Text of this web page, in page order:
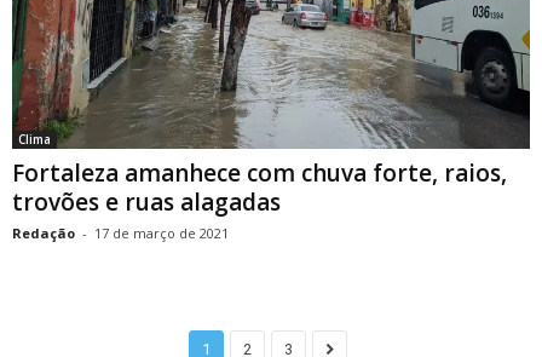
Clima
Fortaleza amanhece com chuva forte, raios,
trovões e ruas alagadas
Redação - 17 de março de 2021
1 2 3